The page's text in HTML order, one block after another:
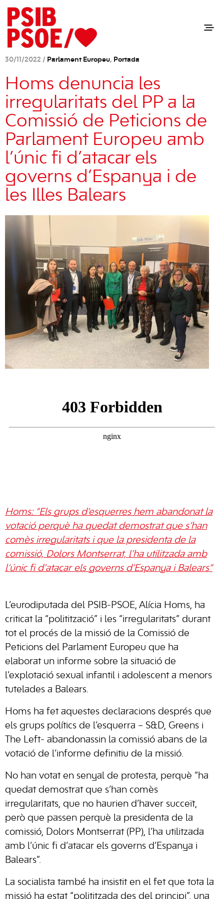
30/11/2022 / Parlament Europeu, Portada
Homs denuncia les
irregularitats del PP a la
Comissió de Peticions de
Parlament Europeu amb
l’únic fi d’atacar els
governs d’Espanya i de
les Illes Balears
Homs: “Els grups d’esquerres hem abandonat la
votació perquè ha quedat demostrat que s’han
comès irregularitats i que la presidenta de la
comissió, Dolors Montserrat, l’ha utilitzada amb
l’únic fi d’atacar els governs d’Espanya i Balears”
L’eurodiputada del PSIB-PSOE, Alícia Homs, ha
criticat la “politització” i les “irregularitats” durant
tot el procés de la missió de la Comissió de
Peticions del Parlament Europeu que ha
elaborat un informe sobre la situació de
l’explotació sexual infantil i adolescent a menors
tutelades a Balears.
Homs ha fet aquestes declaracions després que
els grups polítics de l’esquerra – S&D, Greens i
The Left- abandonassin la comissió abans de la
votació de l’informe definitiu de la missió.
No han votat en senyal de protesta, perquè “ha
quedat demostrat que s’han comès
irregularitats, que no haurien d’haver succeït,
però que passen perquè la presidenta de la
comissió, Dolors Montserrat (PP), l’ha utilitzada
amb l’únic fi d’atacar els governs d’Espanya i
Balears”.
La socialista també ha insistit en el fet que tota la
missió ha estat “polititzada des del principi”, una